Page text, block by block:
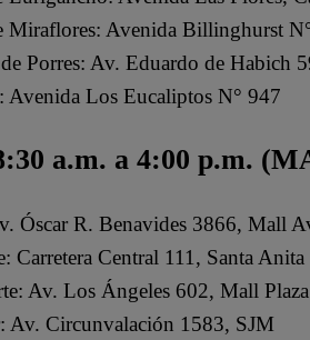
Miraflores: Avenida Billinghurst
Porres: Av. Eduardo de Habich
Avenida Los Eucaliptos N° 947
a.m. a 4:00 p.m.
Óscar R. Benavides 3866, Mall
Carretera Central 111, Santa Anita
Av. Los Ángeles 602, Mall Plaza
Circunvalación 1583, SJM